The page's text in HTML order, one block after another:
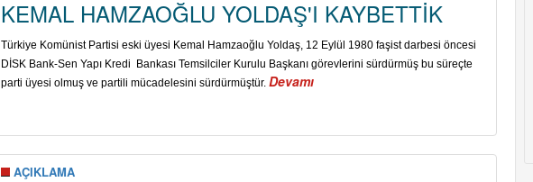
KEMAL HAMZAOĞLU YOLDAŞ'I KAYBETTİK
Türkiye Komünist Partisi eski üyesi Kemal Hamzaoğlu Yoldaş, 12 Eylül 1980 faşist darbesi öncesi
DİSK Bank-Sen Yapı Kredi Bankası Temsilciler Kurulu Başkanı görevlerini sürdürmüş bu süreçte
parti üyesi olmuş ve partili mücadelesini sürdürmüştür. Devamı
YOLDAŞ'I
KAYBETTİK
AÇIKLAMA